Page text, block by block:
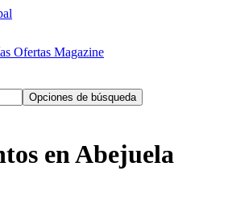
Ofertas Magazine
Opciones de búsqueda
en Abejuela